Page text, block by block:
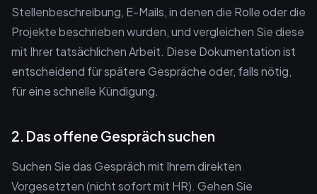
Stellenbeschreibung, E-Mails, in denen die Rolle oder die
Projekte beschrieben wurden, und vergleichen Sie diese
mit Ihrer tatsächlichen Arbeit. Diese Dokumentation ist
entscheidend für spätere Gespräche oder, falls nötig,
für eine schnelle Kündigung.
2. Das offene Gespräch suchen
Suchen Sie das Gespräch mit Ihrem direkten
Vorgesetzten (nicht sofort mit HR). Gehen Sie